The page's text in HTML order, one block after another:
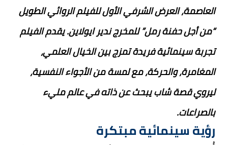
العاصمة، العرض الشرفي الأول للفيلم الروائي الطويل
“من أجل حفنة رمل” للمخرج ندير ايولاين. يقدم الفيلم
تجربة سينمائية فريدة تمزج بين الخيال العلمي،
المغامرة، والحركة، مع لمسة من الأجواء النفسية،
ليروي قصة شاب يبحث عن ذاته في عالم مليء
بالصراعات.
رؤية سينمائية مبتكرة